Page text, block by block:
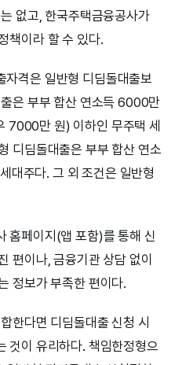
없고, 한국주택금융공사가
책이라 할 수 있다.
자격은 일반형 디딤돌대출보
은 부부 합산 연소득 6000만
7000만 원) 이하인 무주택 세
디딤돌대출은 부부 합산 연소
대주다. 그 외 조건은 일반형
홈페이지(앱 포함)를 통해 신
편이나, 금융기관 상담 없이
정보가 부족한 편이다.
한다면 디딤돌대출 신청 시
것이 유리하다. 책임한정형으